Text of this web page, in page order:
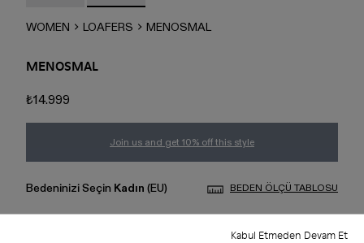
Kabul Etmeden Devam Et
WOMEN LOAFERS MENOSMAL
MENOSMAL
₺14.999
Join us and get 10% off this style
Bedeninizi Seçin Kadın (EU) BEDEN ÖLÇÜ TABLOSU
41